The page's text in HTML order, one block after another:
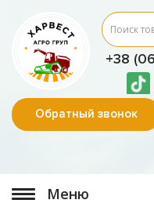
+38
Обратный звонок
Меню